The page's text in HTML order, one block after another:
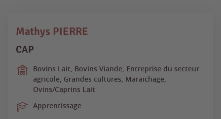
Mathys PIERRE
CAP
Bovins Lait, Bovins Viande, Entreprise du secteur
agricole, Grandes cultures, Maraichage,
Ovins/Caprins Lait
Apprentissage